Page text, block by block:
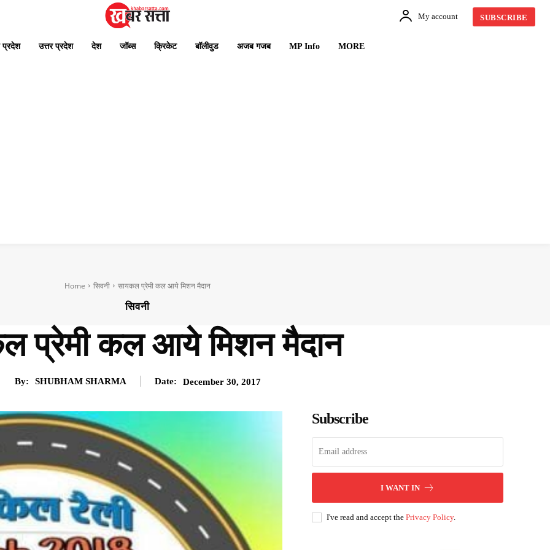
My account SUBSCRIBE
प्रदेश उत्तर प्रदेश देश जॉब्स क्रिकेट बॉलीवुड अजब गजब MP Info MORE
Home सिवनी सायकल प्रेमी कल आये मिशन मैदान
सिवनी
प्रेमी कल आये मिशन मैदान
By: SHUBHAM SHARMA Date: December 30, 2017
Subscribe
I WANT IN
I've read and accept thePrivacy Policy.